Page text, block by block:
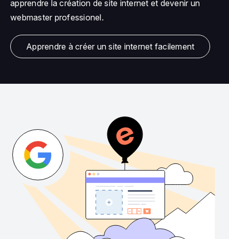
apprendre la création de site internet et devenir un
webmaster professionel.
Apprendre à créer un site internet facilement